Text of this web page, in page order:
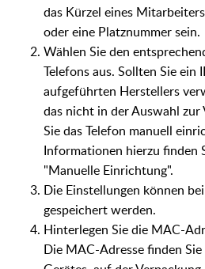
das Kürzel eines
oder eine Platznummer sein.
Wählen Sie den
Telefons aus. Sollten Sie ein
aufgeführten Herstellers
das nicht in der Auswahl
Sie das Telefon manuell
Informationen hierzu finden
"Manuelle Einrichtung".
Die Einstellungen können
gespeichert werden.
Hinterlegen Sie die MAC-
Die MAC-Adresse finden